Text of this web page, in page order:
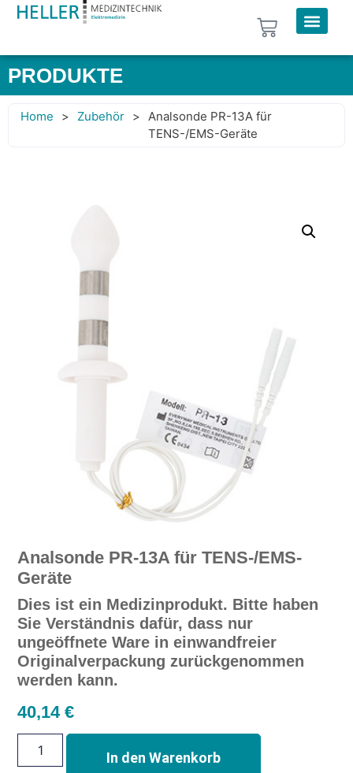
PRODUKTE
Home > Zubehör > Analsonde PR-13A für
TENS-/EMS-Geräte
Analsonde PR-13A für TENS-/EMS-
Geräte
Dies ist ein Medizinprodukt. Bitte haben
Sie Verständnis dafür, dass nur
ungeöffnete Ware in einwandfreier
Originalverpackung zurückgenommen
werden kann.
40,14€
In den Warenkorb